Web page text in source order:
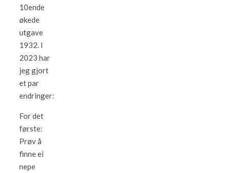
10ende
økede
utgave
1932. I
2023 har
jeg gjort
et par
endringer:
For det
første:
Prøv å
finne ei
nepe